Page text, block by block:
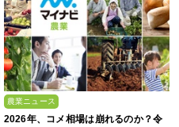
農業ニュース
2026年、コメ相場は崩れるのか？令